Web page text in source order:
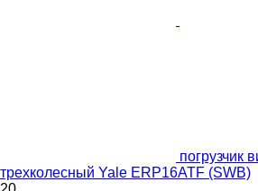
погрузчик
трехколесный Yale ERP16ATF (SWB)